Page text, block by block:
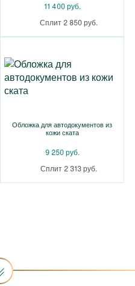
11 400 руб.
Сплит 2 850 руб.
Обложка для автодокументов из
кожи ската
9 250 руб.
Сплит 2 313 руб.